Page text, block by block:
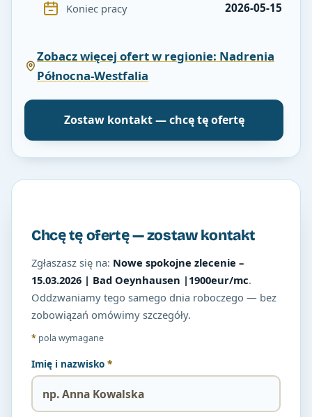
Koniec pracy 2026-05-15
Zobacz więcej ofert w regionie: Nadrenia
Północna-Westfalia
Zostaw kontakt — chcę tę ofertę
Chcę tę ofertę — zostaw kontakt
Zgłaszasz się na: Nowe spokojne zlecenie –
15.03.2026 | Bad Oeynhausen |1900eur/mc.
Oddzwaniamy tego samego dnia roboczego — bez
zobowiązań omówimy szczegóły.
* pola wymagane
Imię i nazwisko *